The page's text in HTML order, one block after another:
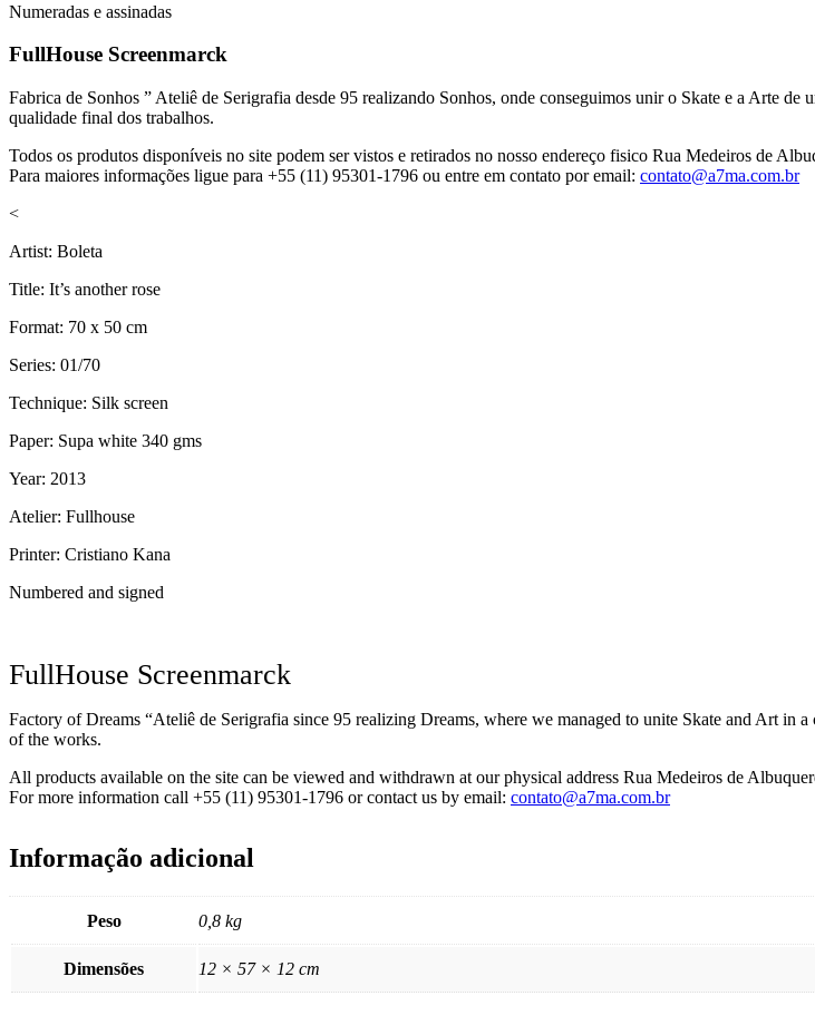
Numeradas e assinadas
FullHouse Screenmarck
Fabrica de Sonhos ” Ateliê de Serigrafia desde 95 realizando Sonhos, onde conseguimos unir o Skate e a Arte
qualidade final dos trabalhos.
Todos os produtos disponíveis no site podem ser vistos e retirados no nosso endereço fisico Rua Medeiros de
Para maiores informações ligue para +55 (11) 95301-1796 ou entre em contato por email: contato@a7ma.com.br
<
Artist: Boleta
Title: It’s another rose
Format: 70 x 50 cm
Series: 01/70
Technique: Silk screen
Paper: Supa white 340 gms
Year: 2013
Atelier: Fullhouse
Printer: Cristiano Kana
Numbered and signed
FullHouse Screenmarck
Factory of Dreams “Ateliê de Serigrafia since 95 realizing Dreams, where we managed to unite Skate and Art
of the works.
All products available on the site can be viewed and withdrawn at our physical address Rua Medeiros de
For more information call +55 (11) 95301-1796 or contact us by email: contato@a7ma.com.br
Informação adicional
Peso 0,8 kg
Dimensões 12 × 57 × 12 cm